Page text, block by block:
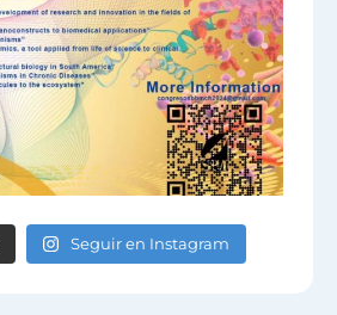
Seguir en Instagram